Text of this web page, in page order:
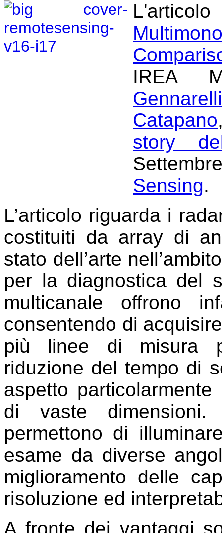
IREA
Gennarelli
Catapano
story
Sensing.
L’articolo riguarda i
costituiti da array di
stato dell’arte
per la diagnostica del
multicanale offrono
consentendo di
più linee di misura
riduzione del tempo di
aspetto
di vaste
permettono di
esame da diverse
miglioramento delle
risoluzione ed
A fronte dei vantaggi